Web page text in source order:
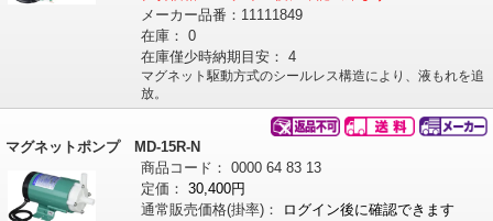
メーカー品番： 11111849
在庫： 0
在庫僅少時納期目安： 4
マグネット駆動方式のシールレス構造により、液もれを追
放。
マグネットポンプ MD-15R-N
商品コード： 0000 64 83 13
定価： 30,400円
通常販売価格(掛率)：
ログイン後に確認できます